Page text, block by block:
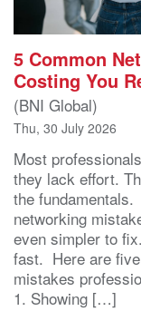
5 Common
Costing You
(BNI Global)
Thu, 30 July 2026
Most
they lack effort.
the fundamentals.
networking
even simpler to
fast. Here are
mistakes
1. Showing […]